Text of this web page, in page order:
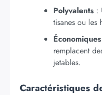
Polyvalents :
tisanes ou les
Économiques
remplacent
jetables.
Caractéristiques